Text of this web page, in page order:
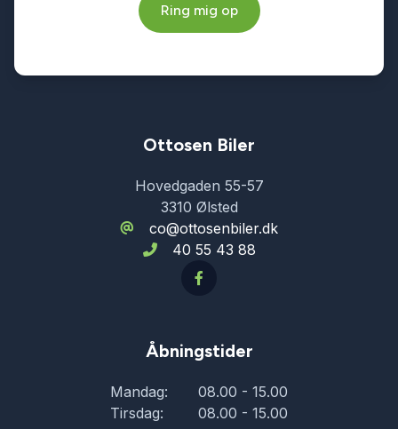
Ring mig op
Ottosen Biler
Hovedgaden 55-57
3310 Ølsted
co@ottosenbiler.dk
40 55 43 88
Åbningstider
Mandag:
08.00 - 15.00
Tirsdag:
08.00 - 15.00